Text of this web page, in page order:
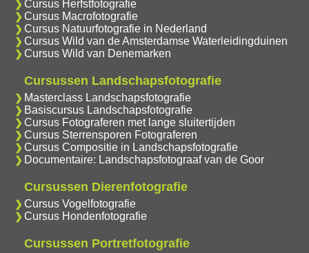
Cursus Herfstfotografie
Cursus Macrofotografie
Cursus Natuurfotografie in Nederland
Cursus Wild van de Amsterdamse Waterleidingduinen
Cursus Wild van Denemarken
Cursussen Landschapsfotografie
Masterclass Landschapsfotografie
Basiscursus Landschapsfotografie
Cursus Fotograferen met lange sluitertijden
Cursus Sterrensporen Fotograferen
Cursus Compositie in Landschapsfotografie
Documentaire: Landschapsfotograaf van de Goor
Cursussen Dierenfotografie
Cursus Vogelfotografie
Cursus Hondenfotografie
Cursussen Portretfotografie